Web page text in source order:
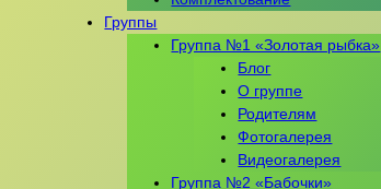
Группы
Группа №1 «Золотая рыбка»
Блог
О группе
Родителям
Фотогалерея
Видеогалерея
Группа №2 «Бабочки»